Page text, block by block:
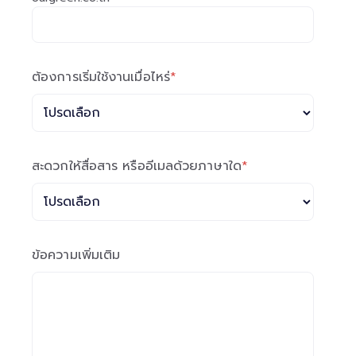
ต้องการเริ่มใช้งานเมื่อไหร่*
สะดวกให้สื่อสาร หรืออีเมลด้วยภาษาใด*
ข้อความเพิ่มเติม